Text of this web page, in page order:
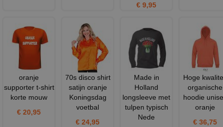
€ 9,95
oranje
supporter t-shirt
korte mouw
€ 20,95
70s disco shirt
satijn oranje
Koningsdag
voetbal
€ 24,95
Made in
Holland
longsleeve met
tulpen typisch
Nede
Hoge
organische
hoodie
oranje
€ 36,75